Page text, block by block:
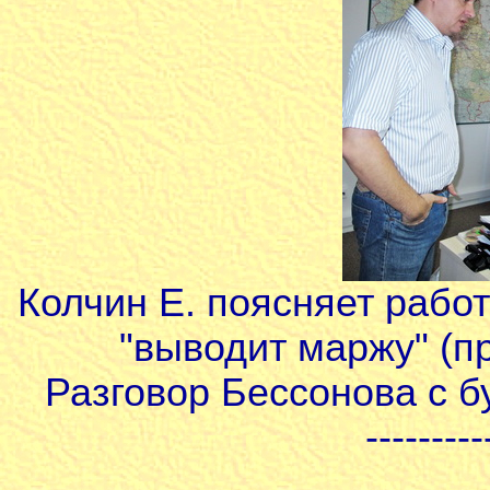
Колчин Е. поясняет
"выводит маржу"
Разговор Бессонова с